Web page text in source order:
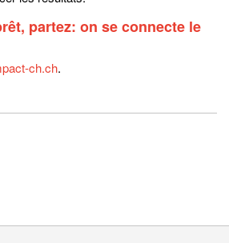
partez: on se connecte le
ch.ch.